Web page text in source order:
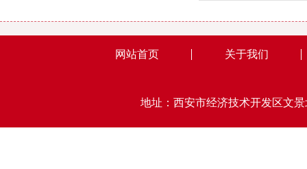
网站首页 关于我们
地址：西安市经济技术开发区文景